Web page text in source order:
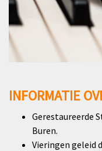
INFORMATIE
Gerestaureerde
Buren.
Vieringen geleid